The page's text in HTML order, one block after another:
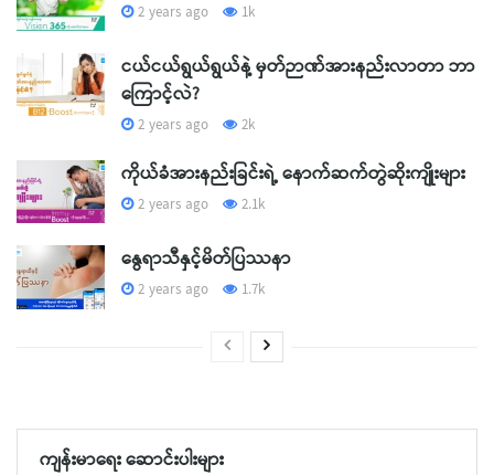
2 years ago 1k
ငယ်ငယ်ရွယ်ရွယ်နဲ့ မှတ်ဉာဏ်အားနည်းလာတာ ဘာ
ကြောင့်လဲ?
2 years ago 2k
ကိုယ်ခံအားနည်းခြင်းရဲ့ နောက်ဆက်တွဲဆိုးကျိုးများ
2 years ago 2.1k
နွေရာသီနှင့်မိတ်ပြဿနာ
2 years ago 1.7k
ကျန်းမာရေး ဆောင်းပါးများ